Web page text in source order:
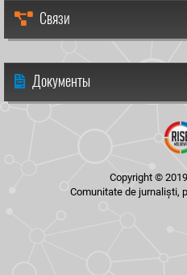
Связи
Документы
Copyright ©
Comunitate de jurnaliști,